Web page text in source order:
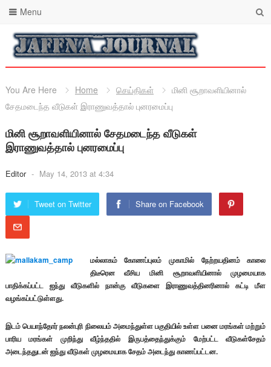
Menu
You Are Here Home செய்திகள்
மினி சூறாவளியினால்
சேதமடைந்த வீடுகள் இராணுவத்தால் புனரமைப்பு
மினி சூறாவளியினால் சேதமடைந்த வீடுகள்
இராணுவத்தால் புனரமைப்பு
Editor - May 14, 2013 at 4:34
Tweet on Twitter Share on Facebook
மல்லாகம் கோணப்புலம் முகாமில் நேற்றயதினம் காலை
திடீரென வீசிய மினி சூறாவளியினால் முழமையாக
பாதிக்கப்பட்ட ஐந்து வீடுகளில் நான்கு வீடுகளை இராணுவத்தினரினால் கட்டி மீள
வழங்கப்பட்டுள்ளது.
இடம் பெயாந்தோர் நலன்புரி நிலையம் அமைந்துள்ள பகுதியில் உள்ள பனை மரங்கள் மற்றும்
பாரிய மரங்கள் முறிந்து வீழ்ந்ததில் இருபத்தைந்துக்கும் மேற்பட்ட வீடுகள்சேதம்
அடைந்ததுடன் ஐந்து வீடுகள் முழமையாக சேதம் அடைந்து காணப்பட்டன.